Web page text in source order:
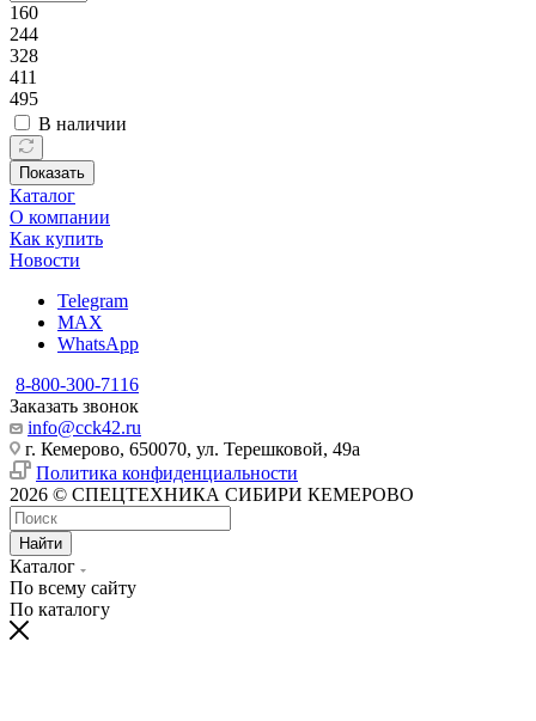
160
244
328
411
495
В наличии
Показать
Каталог
О компании
Как купить
Новости
Telegram
MAX
WhatsApp
8-800-300-7116
Заказать звонок
info@cck42.ru
г. Кемерово, 650070, ул. Терешковой, 49а
Политика конфиденциальности
2026 © СПЕЦТЕХНИКА СИБИРИ КЕМЕРОВО
Найти
Каталог
По всему сайту
По каталогу